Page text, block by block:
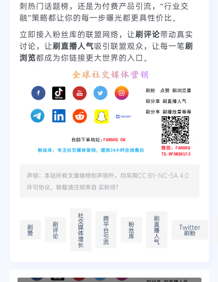
刺热门话题榜，还是为付费产品引流，“行业交
融”策略都让你的每一步曝光都更具性价比。
立即接入粉丝库的联盟网络，让刷评论带动真实
讨论，让刷直播人气吸引联盟观众，让每一笔刷
浏览都成为你链接更大世界的入口。
声明：本站所有文章除特别声明外，均采用CC BY-NC-SA 4.0
许可协议。转载请注明来自 买粉呀！
刷
赞
刷
评
论
社
交
媒
体
增
长
跨
平
台
引
流
粉
丝
库
刷
直
播
人
气
Twitter
刷粉